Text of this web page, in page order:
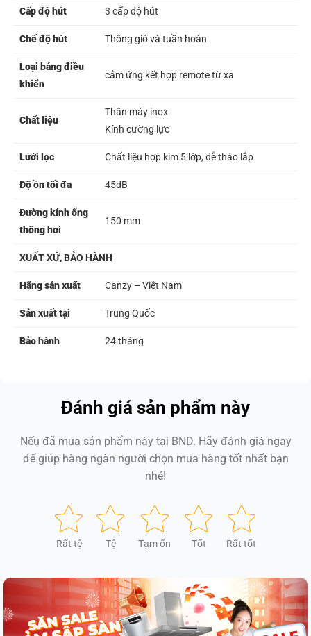
Cấp độ hút 3 cấp độ hút
Chế độ hút Thông gió và tuần hoàn
Loại bảng điều
khiển
cảm ứng kết hợp remote từ xa
Chất liệu
Thân máy inox
Kính cường lực
Lưới lọc Chất liệu hợp kim 5 lớp, dễ tháo lắp
Độ ồn tối đa 45dB
Đường kính ống
thông hơi
150 mm
XUẤT XỨ, BẢO HÀNH
Hãng sản xuất Canzy – Việt Nam
Sản xuất tại Trung Quốc
Bảo hành 24 tháng
Đánh giá sản phẩm này
Nếu đã mua sản phẩm này tại BND. Hãy đánh giá ngay
để giúp hàng ngàn người chọn mua hàng tốt nhất bạn
nhé!
Rất tệ Tệ Tạm ổn Tốt Rất tốt